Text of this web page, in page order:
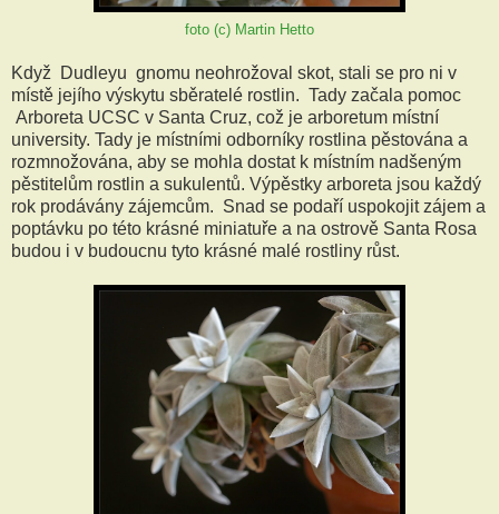
foto (c) Martin Hetto
Když Dudleyu gnomu neohrožoval skot, stali se pro ni v
místě jejího výskytu sběratelé rostlin. Tady začala pomoc
Arboreta UCSC v Santa Cruz, což je arboretum místní
university. Tady je místními odborníky rostlina pěstována a
rozmnožována, aby se mohla dostat k místním nadšeným
pěstitelům rostlin a sukulentů. Výpěstky arboreta jsou každý
rok prodávány zájemcům. Snad se podaří uspokojit zájem a
poptávku po této krásné miniatuře a na ostrově Santa Rosa
budou i v budoucnu tyto krásné malé rostliny růst.